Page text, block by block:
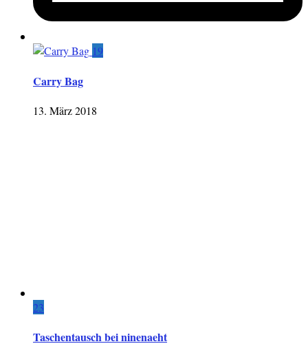
19
Carry Bag
13. März 2018
23
Taschentausch bei ninenaeht